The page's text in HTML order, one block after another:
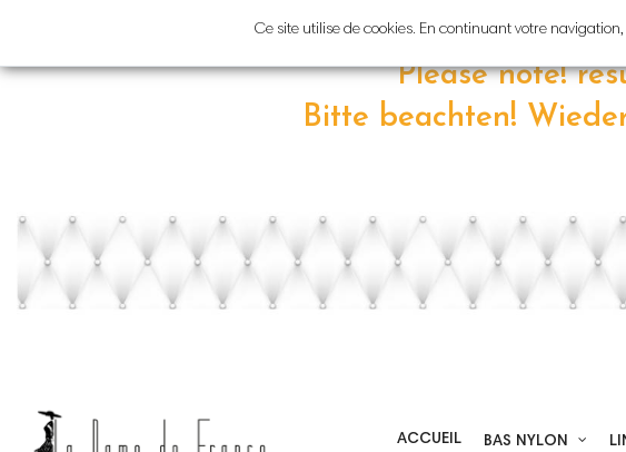
Attention!
Please note!
Bitte beachten!
ACCUEIL BAS NYLON
Ce site utilise de cookies. En continuant votre